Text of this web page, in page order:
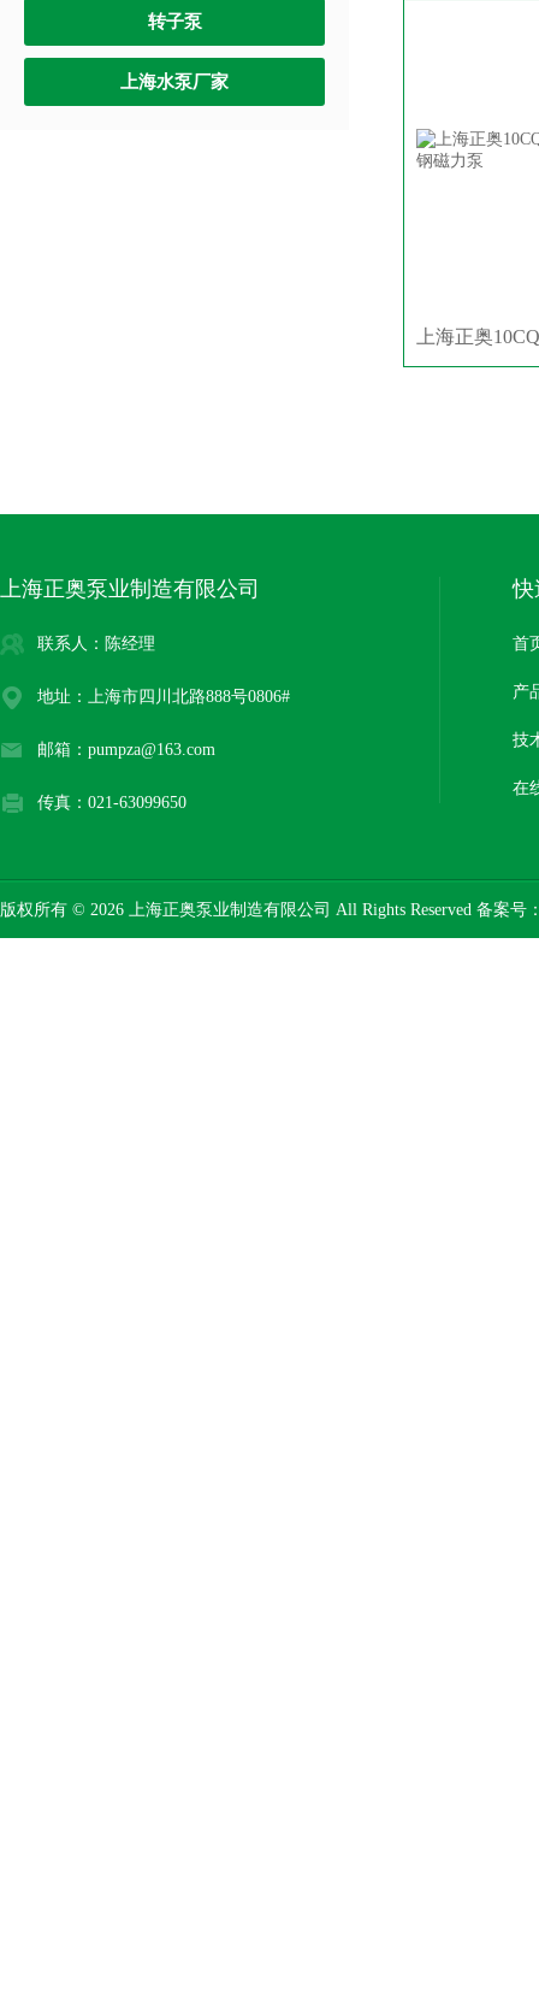
转子泵
上海水泵厂家
上海正奥泵业制造有限公司
联系人：陈经理
地址：上海市四川北路888号0806#
邮箱：pumpza@163.com
传真：021-63099650
快
首
产
技
在
版权所有 © 2026 上海正奥泵业制造有限公司 All Rights Reserved 备案号